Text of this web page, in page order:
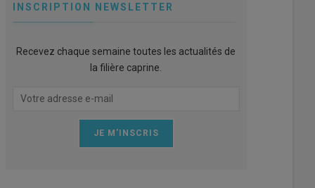
INSCRIPTION NEWSLETTER
Recevez chaque semaine toutes les actualités de
la filière caprine.